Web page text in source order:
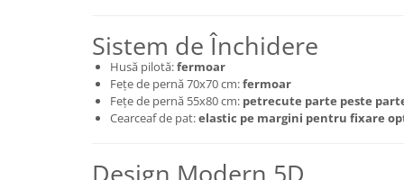
Sistem de Închidere
Husă pilotă:fermoar
Fețe de pernă 70x70 cm:fermoar
Fețe de pernă 55x80 cm: petrecute parte peste
Cearceaf de pat:elastic pe margini pentru fixare
Design Modern 5D